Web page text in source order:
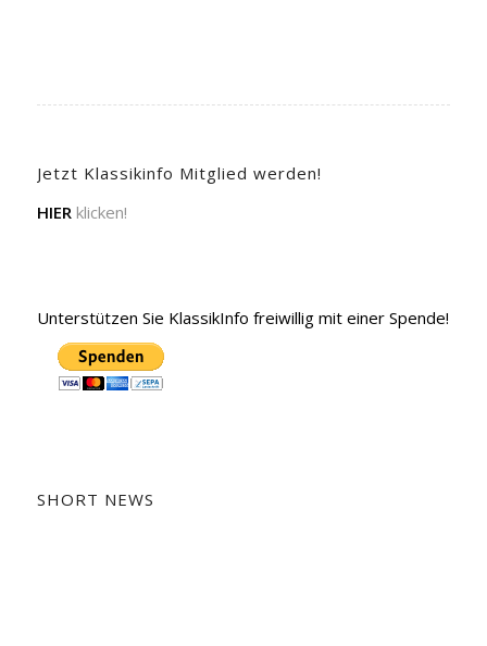
Jetzt Klassikinfo Mitglied werden!
HIERklicken!
Unterstützen Sie KlassikInfo freiwillig mit einer Spende!
SHORT NEWS